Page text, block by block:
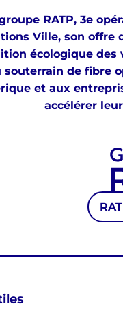
RATP, 3e
Ville, son
écologique des
souterrain de fibre
et aux
accélérer